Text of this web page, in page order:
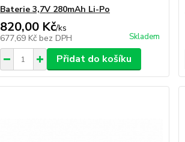
Baterie 3,7V 280mAh Li-Po
820,00 Kč/ks
677,69 Kč bez DPH Skladem
Přidat do košíku